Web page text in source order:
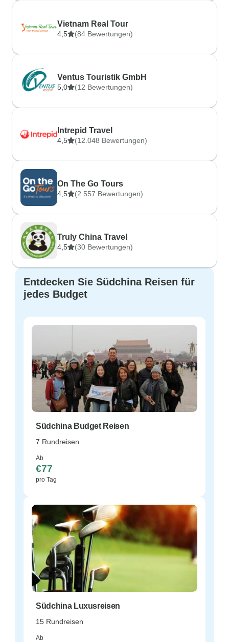
Vietnam Real Tour
4,5 (84 Bewertungen)
Ventus Touristik GmbH
5,0 (12 Bewertungen)
Intrepid Travel
4,5 (12.048 Bewertungen)
On The Go Tours
4,5 (2.557 Bewertungen)
Truly China Travel
4,5 (30 Bewertungen)
Entdecken Sie Südchina Reisen für
jedes Budget
Südchina Budget Reisen
7 Rundreisen
Ab
€77
pro Tag
Südchina Luxusreisen
15 Rundreisen
Ab